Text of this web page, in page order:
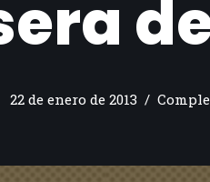
22 de enero de 2013